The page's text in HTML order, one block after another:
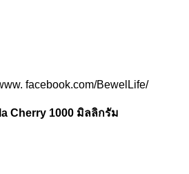
facebook.com/BewelLife/
Cherry 1000 มิลลิกรัม